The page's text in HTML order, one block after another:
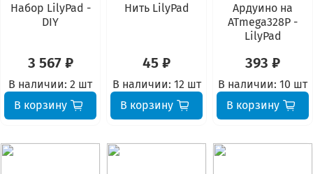
Набор LilyPad -
DIY
3 567 ₽
В наличии: 2 шт
В корзину
Нить LilyPad
45 ₽
В наличии: 12 шт
В корзину
Ардуино на
ATmega328P -
LilyPad
393 ₽
В наличии: 10 шт
В корзину